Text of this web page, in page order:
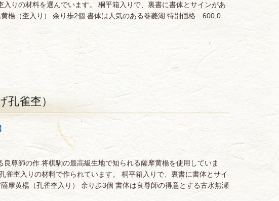
りの材料を選んでいます。 桐平箱入りで、裏書に書体とサインがあ
楊（杢入り） 余り歩2個 書体は人気のある巻菱湖 特別価格 600,0…
雀杢）
良尊師の作 将棋駒の最高級生地で知られる薩摩黄楊を使用していま
雀杢入りの材料で作られています。 桐平箱入りで、裏書に書体とサイ
摩黄楊（孔雀杢入り） 余り歩3個 書体は良尊師の得意とする古水無瀬